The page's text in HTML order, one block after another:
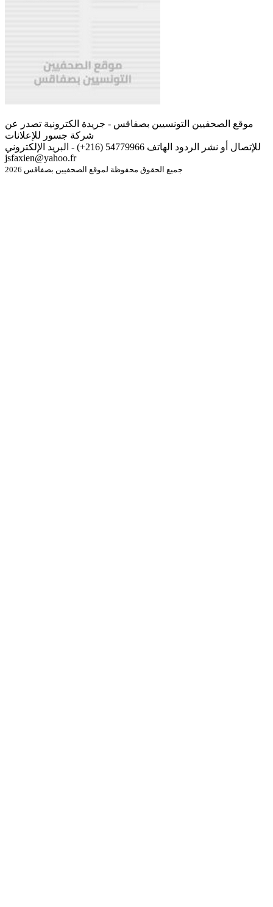
موقع الصحفيين التونسيين بصفاقس - جريدة الكترونية تصدر عن
شركة جسور للإعلانات
للإتصال أو نشر الردود الهاتف 54779966 (216+) - البريد الإلكتروني
jsfaxien@yahoo.fr
جميع الحقوق محفوظة لموقع الصحفيين بصفاقس 2026